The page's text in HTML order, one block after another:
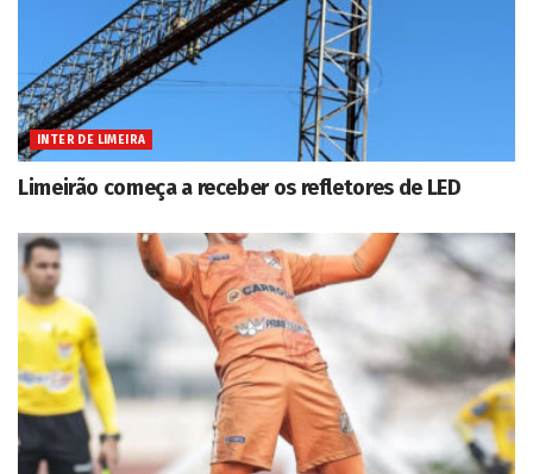
INTER DE LIMEIRA
Limeirão começa a receber os refletores de LED